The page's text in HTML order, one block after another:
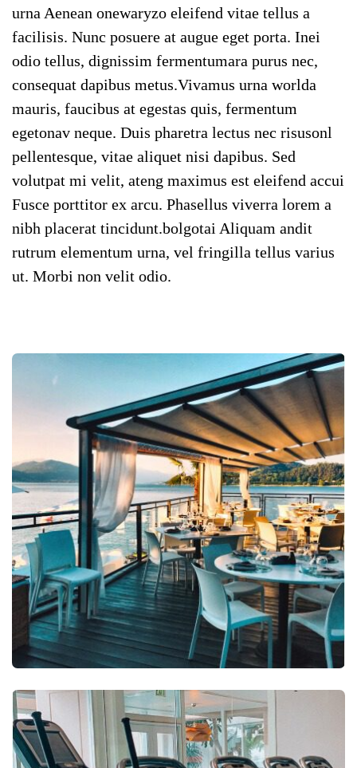
urna Aenean onewaryzo eleifend vitae tellus a
facilisis. Nunc posuere at augue eget porta. Inei
odio tellus, dignissim fermentumara purus nec,
consequat dapibus metus.Vivamus urna worlda
mauris, faucibus at egestas quis, fermentum
egetonav neque. Duis pharetra lectus nec risusonl
pellentesque, vitae aliquet nisi dapibus. Sed
volutpat mi velit, ateng maximus est eleifend accui
Fusce porttitor ex arcu. Phasellus viverra lorem a
nibh placerat tincidunt.bolgotai Aliquam andit
rutrum elementum urna, vel fringilla tellus varius
ut. Morbi non velit odio.